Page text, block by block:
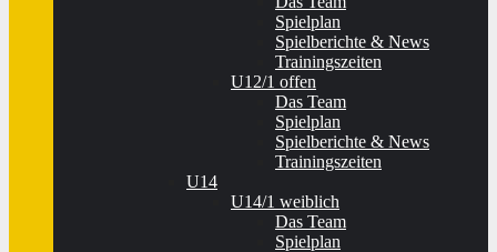
Spielplan
Spielberichte & News
Trainingszeiten
U12/1 offen
Das Team
Spielplan
Spielberichte & News
Trainingszeiten
U14
U14/1 weiblich
Das Team
Spielplan